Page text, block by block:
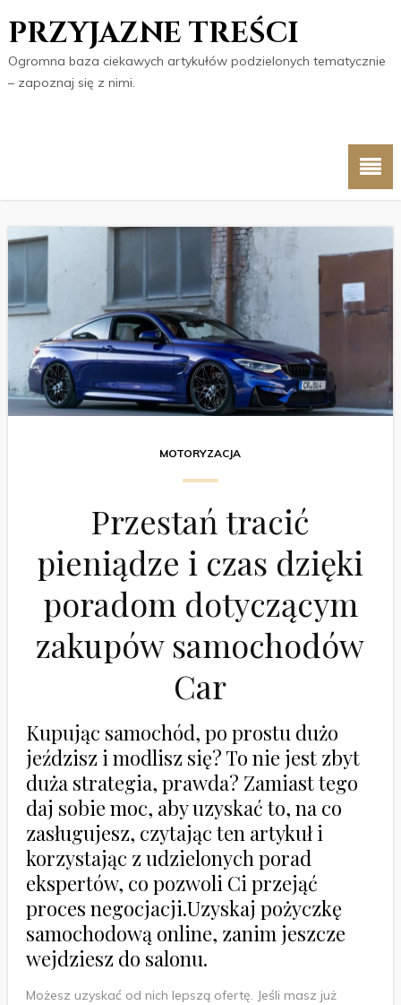
PRZYJAZNE TREŚCI
Ogromna baza ciekawych artykułów podzielonych tematycznie
– zapoznaj się z nimi.
MOTORYZACJA
Przestań tracić
pieniądze i czas dzięki
poradom dotyczącym
zakupów samochodów
Car
Kupując samochód, po prostu dużo
jeździsz i modlisz się? To nie jest zbyt
duża strategia, prawda? Zamiast tego
daj sobie moc, aby uzyskać to, na co
zasługujesz, czytając ten artykuł i
korzystając z udzielonych porad
ekspertów, co pozwoli Ci przejąć
proces negocjacji.Uzyskaj pożyczkę
samochodową online, zanim jeszcze
wejdziesz do salonu.
Możesz uzyskać od nich lepszą ofertę. Jeśli masz już